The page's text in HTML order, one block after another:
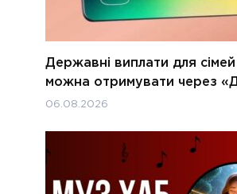
Державні виплати для сімей
можна отримувати через
06.08.2026